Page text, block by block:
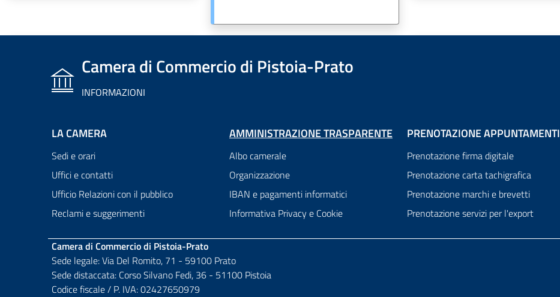
Camera di Commercio di Pistoia-Prato
INFORMAZIONI
LA CAMERA
Sedi e orari
Uffici e contatti
Ufficio Relazioni con il pubblico
Reclami e suggerimenti
AMMINISTRAZIONE TRASPARENTE
Albo camerale
Organizzazione
IBAN e pagamenti informatici
Informativa Privacy e Cookie
PRENOTAZIONE APPUNTAMENTI
Prenotazione firma digitale
Prenotazione carta tachigrafica
Prenotazione marchi e brevetti
Prenotazione servizi per l'export
Camera di Commercio di Pistoia-Prato
Sede legale: Via Del Romito, 71 - 59100 Prato
Sede distaccata: Corso Silvano Fedi, 36 - 51100 Pistoia
Codice fiscale / P. IVA: 02427650979